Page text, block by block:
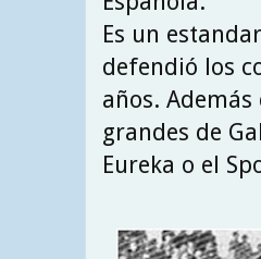
Es un
defendió los
años.
grandes de
Eureka o el